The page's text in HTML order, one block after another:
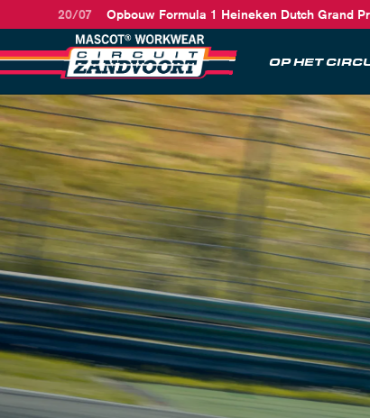
20/07 Opbouw Formula 1 Heineken Dutch Grand
OP HET